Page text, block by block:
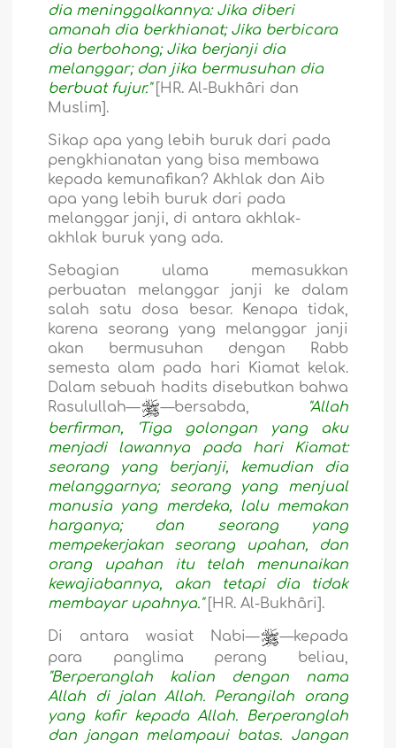
dia meninggalkannya: Jika diberi
amanah dia berkhianat; Jika berbicara
dia berbohong; Jika berjanji dia
melanggar; dan jika bermusuhan dia
berbuat fujur."[HR. Al-Bukhâri dan
Muslim].
Sikap apa yang lebih buruk dari pada
pengkhianatan yang bisa membawa
kepada kemunafikan? Akhlak dan Aib
apa yang lebih buruk dari pada
melanggar janji, di antara akhlak-
akhlak buruk yang ada.
Sebagian ulama memasukkan
perbuatan melanggar janji ke dalam
salah satu dosa besar. Kenapa tidak,
karena seorang yang melanggar janji
akan bermusuhan dengan Rabb
semesta alam pada hari Kiamat kelak.
Dalam sebuah hadits disebutkan bahwa
Rasulullah—
—bersabda,
"Allah
berfirman, 'Tiga golongan yang aku
menjadi lawannya pada hari Kiamat:
seorang yang berjanji, kemudian dia
melanggarnya; seorang yang menjual
manusia yang merdeka, lalu memakan
harganya; dan seorang yang
mempekerjakan seorang upahan, dan
orang upahan itu telah menunaikan
kewajiabannya, akan tetapi dia tidak
membayar upahnya."
[HR. Al-Bukhâri].
Di antara wasiat Nabi—
—kepada
para panglima perang beliau,
"Berperanglah kalian dengan nama
Allah di jalan Allah. Perangilah orang
yang kafir kepada Allah. Berperanglah
dan jangan melampaui batas. Jangan